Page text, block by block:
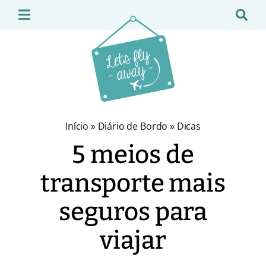
Início » Diário de Bordo » Dicas
5 meios de
transporte mais
seguros para
viajar